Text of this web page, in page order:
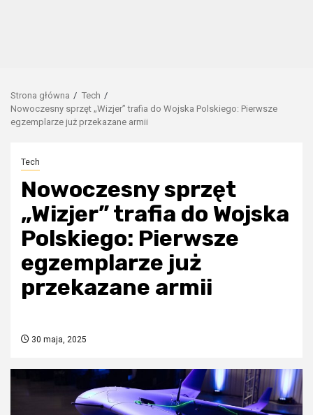
Strona główna
Tech
Nowoczesny sprzęt „Wizjer” trafia do Wojska Polskiego: Pierwsze
egzemplarze już przekazane armii
Tech
Nowoczesny sprzęt
„Wizjer” trafia do Wojska
Polskiego: Pierwsze
egzemplarze już
przekazane armii
30 maja, 2025